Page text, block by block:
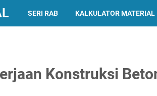
SERI RAB KALKULATOR MATERIAL
Konstruksi